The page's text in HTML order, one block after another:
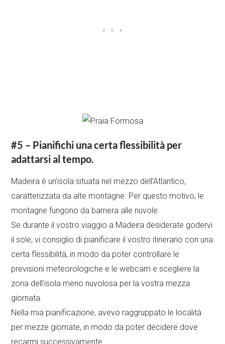
#5 – Pianifichi una certa flessibilità per
adattarsi al tempo.
Madeira è un’isola situata nel mezzo dell’Atlantico,
caratterizzata da alte montagne. Per questo motivo, le
montagne fungono da barriera alle nuvole.
Se durante il vostro viaggio a Madeira desiderate godervi
il sole, vi consiglio di pianificare il vostro itinerario con una
certa flessibilità, in modo da poter controllare le
previsioni meteorologiche e le webcam e scegliere la
zona dell’isola meno nuvolosa per la vostra mezza
giornata.
Nella mia pianificazione, avevo raggruppato le località
per mezze giornate, in modo da poter decidere dove
recarmi successivamente.